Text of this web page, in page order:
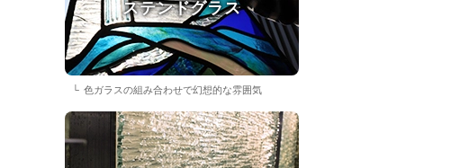
ステンドグラス
色ガラスの組み合わせで幻想的な雰囲気